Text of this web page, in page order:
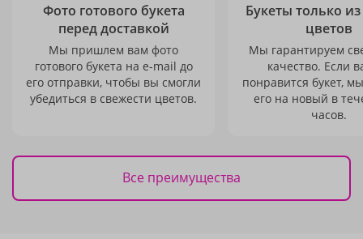
Фото готового букета
перед доставкой
Мы пришлем вам фото
готового букета на e-mail до
его отправки, чтобы вы смогли
убедиться в свежести цветов.
Букеты только
цветов
Мы гарантируем
качество. Если
понравится букет,
его на новый в
часов.
Все преимущества